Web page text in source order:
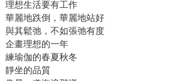
理想生活要有工作
華麗地跌倒，華麗地站好
與其鬆弛，不如張弛有度
企畫理想的一年
練瑜伽的春夏秋冬
靜坐的品質